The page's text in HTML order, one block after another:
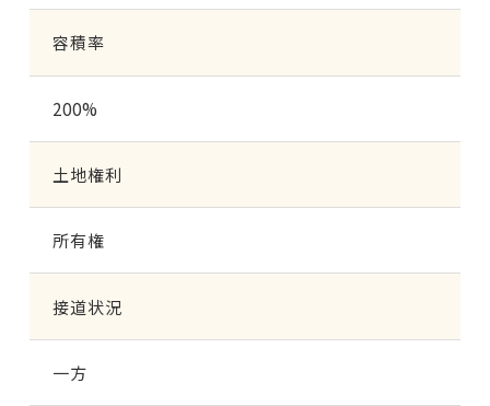
容積率
200%
土地権利
所有権
接道状況
一方